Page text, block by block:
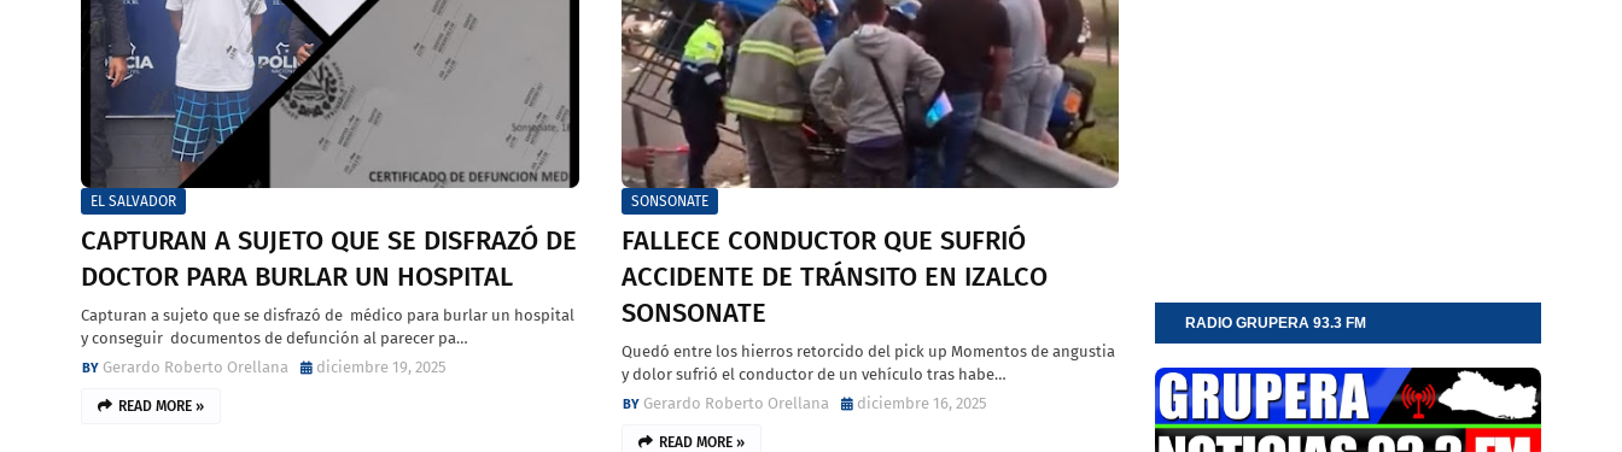
EL SALVADOR
CAPTURAN A SUJETO QUE SE DISFRAZÓ DE
DOCTOR PARA BURLAR UN HOSPITAL
Capturan a sujeto que se disfrazó de médico para burlar un hospital
y conseguir documentos de defunción al parecer pa…
Gerardo Roberto Orellana
diciembre 19, 2025
READ MORE »
SONSONATE
FALLECE CONDUCTOR QUE SUFRIÓ
ACCIDENTE DE TRÁNSITO EN IZALCO
SONSONATE
Quedó entre los hierros retorcido del pick up Momentos de angustia
y dolor sufrió el conductor de un vehículo tras habe…
Gerardo Roberto Orellana
diciembre 16, 2025
READ MORE »
RADIO GRUPERA 93.3 FM